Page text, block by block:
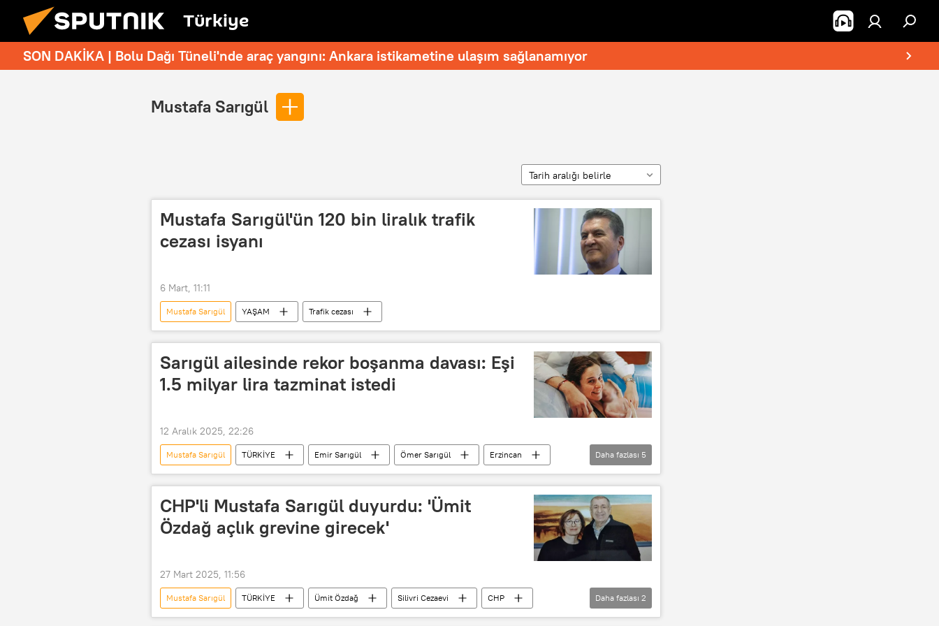
Türkiye
SON DAKİKA | Bolu Dağı Tüneli'nde araç yangını: Ankara istikametine ulaşım sağlanamıyor
Mustafa Sarıgül
Tarih aralığı belirle
Mustafa Sarıgül'ün 120 bin liralık trafik
cezası isyanı
6 Mart, 11:11
Mustafa Sarıgül YAŞAM Trafik cezası
Sarıgül ailesinde rekor boşanma davası: Eşi
1.5 milyar lira tazminat istedi
12 Aralık 2025, 22:26
Mustafa Sarıgül TÜRKİYE Emir Sarıgül Ömer Sarıgül
Erzincan
Milletvekili
Milletvekili adayı Boşanma
Boşanma davası
Daha fazlası 5
CHP'li Mustafa Sarıgül duyurdu: 'Ümit
Özdağ açlık grevine girecek'
27 Mart 2025, 11:56
Mustafa Sarıgül TÜRKİYE Ümit Özdağ Silivri Cezaevi
CHP
Zafer Partisi
Açlık grevi
Daha fazlası 2